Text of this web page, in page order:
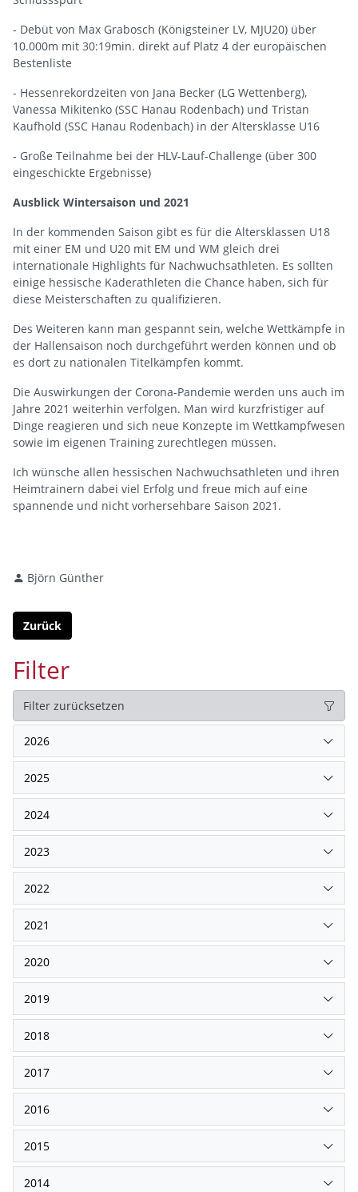
- Debüt von Max Grabosch (Königsteiner LV, MJU20) über
10.000m mit 30:19min. direkt auf Platz 4 der europäischen
Bestenliste
- Hessenrekordzeiten von Jana Becker (LG Wettenberg),
Vanessa Mikitenko (SSC Hanau Rodenbach) und Tristan
Kaufhold (SSC Hanau Rodenbach) in der Altersklasse U16
- Große Teilnahme bei der HLV-Lauf-Challenge (über 300
eingeschickte Ergebnisse)
Ausblick Wintersaison und 2021
In der kommenden Saison gibt es für die Altersklassen U18
mit einer EM und U20 mit EM und WM gleich drei
internationale Highlights für Nachwuchsathleten. Es sollten
einige hessische Kaderathleten die Chance haben, sich für
diese Meisterschaften zu qualifizieren.
Des Weiteren kann man gespannt sein, welche Wettkämpfe in
der Hallensaison noch durchgeführt werden können und ob
es dort zu nationalen Titelkämpfen kommt.
Die Auswirkungen der Corona-Pandemie werden uns auch im
Jahre 2021 weiterhin verfolgen. Man wird kurzfristiger auf
Dinge reagieren und sich neue Konzepte im Wettkampfwesen
sowie im eigenen Training zurechtlegen müssen.
Ich wünsche allen hessischen Nachwuchsathleten und ihren
Heimtrainern dabei viel Erfolg und freue mich auf eine
spannende und nicht vorhersehbare Saison 2021.
Björn Günther
Zurück
Filter
Filter zurücksetzen
2026
2025
2024
2023
2022
2021
2020
2019
2018
2017
2016
2015
2014